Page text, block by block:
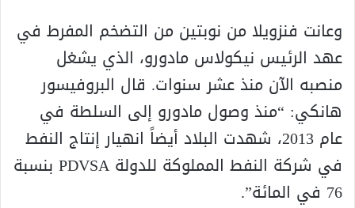
وعانت فنزويلا من نوبتين من التضخم المفرط في
عهد الرئيس نيكولاس مادورو، الذي يشغل
منصبه الآن منذ عشر سنوات. قال البروفيسور
هانكي: “منذ وصول مادورو إلى السلطة في
عام 2013، شهدت البلاد أيضاً انهيار إنتاج النفط
في شركة النفط المملوكة للدولة PDVSA بنسبة
76 في المائة”.